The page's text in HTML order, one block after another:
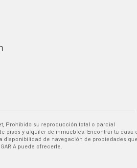
Prohibido su reproducción total o parcial
disponibilidad de navegación de propiedades
puede ofrecerle.